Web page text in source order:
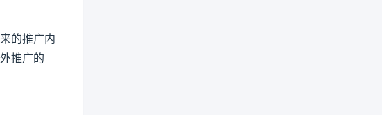
的推广内
推广的